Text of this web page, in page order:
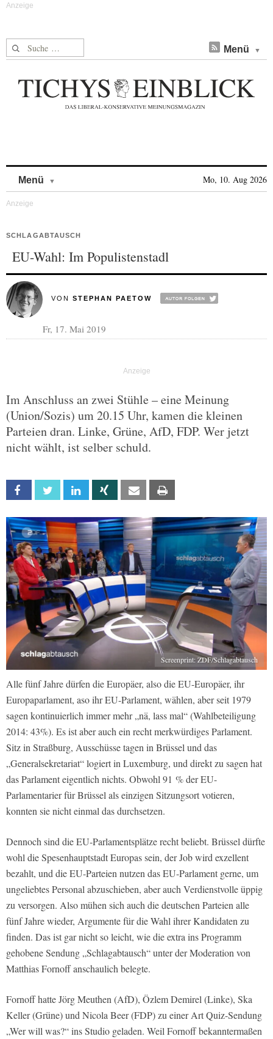
Suche nach: Menü
Menü Mo, 10. Aug 2026
SCHLAGABTAUSCH
EU-Wahl: Im Populistenstadl
VON STEPHAN PAETOW
Fr, 17. Mai 2019
Im Anschluss an zwei Stühle – eine Meinung
(Union/Sozis) um 20.15 Uhr, kamen die kleinen
Parteien dran. Linke, Grüne, AfD, FDP. Wer jetzt
nicht wählt, ist selber schuld.
Facebook Twitter Linkedin Xing Email
Screenprint: ZDF/Schlagabtausch
Alle fünf Jahre dürfen die Europäer, also die EU-Europäer, ihr
Europaparlament, aso ihr EU-Parlament, wählen, aber seit 1979
sagen kontinuierlich immer mehr „nä, lass mal“ (Wahlbeteiligung
2014: 43%). Es ist aber auch ein recht merkwürdiges Parlament.
Sitz in Straßburg, Ausschüsse tagen in Brüssel und das
„Generalsekretariat“ logiert in Luxemburg, und direkt zu sagen hat
das Parlament eigentlich nichts. Obwohl 91 % der EU-
Parlamentarier für Brüssel als einzigen Sitzungsort votieren,
konnten sie nicht einmal das durchsetzen.
Dennoch sind die EU-Parlamentsplätze recht beliebt. Brüssel dürfte
wohl die Spesenhauptstadt Europas sein, der Job wird exzellent
bezahlt, und die EU-Parteien nutzen das EU-Parlament gerne, um
ungeliebtes Personal abzuschieben, aber auch Verdienstvolle üppig
zu versorgen. Also mühen sich auch die deutschen Parteien alle
fünf Jahre wieder, Argumente für die Wahl ihrer Kandidaten zu
finden. Das ist gar nicht so leicht, wie die extra ins Programm
gehobene Sendung „Schlagabtausch“ unter der Moderation von
Matthias Fornoff anschaulich belegte.
Fornoff hatte Jörg Meuthen (AfD), Özlem Demirel (Linke), Ska
Keller (Grüne) und Nicola Beer (FDP) zu einer Art Quiz-Sendung
„Wer will was?“ ins Studio geladen. Weil Fornoff bekanntermaßen